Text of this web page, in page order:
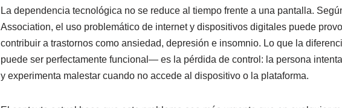
La dependencia tecnológica no se reduce al tiempo frente a una pantalla.
Association, el uso problemático de internet y dispositivos digitales puede
contribuir a trastornos como ansiedad, depresión e insomnio. Lo que la
puede ser perfectamente funcional— es la pérdida de control: la persona
y experimenta malestar cuando no accede al dispositivo o la plataforma.